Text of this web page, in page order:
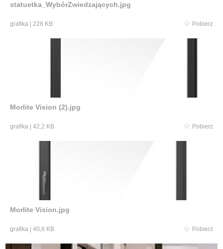
statuetka_WybórZwiedzających.jpg
grafika 228 KB Pobierz
Morlite Vision (2).jpg
grafika 42,2 KB Pobierz
Morlite Vision.jpg
grafika 40,6 KB Pobierz